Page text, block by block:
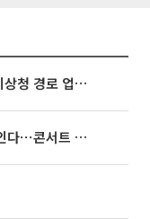
태풍 '돌핀' 오키나와 접근…일본기상청 경로 업데이트
빅뱅, 20주년 기념 '새 뱅봉' 선보인다⋯콘서트 앞두고 팝업 개최